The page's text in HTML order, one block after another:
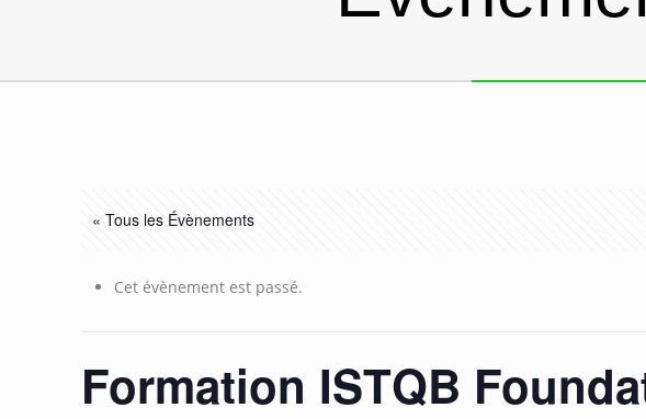
« Tous les Évènements
Cet évènement est passé.
Formation ISTQB